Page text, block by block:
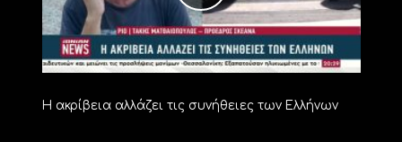
Η ακρίβεια αλλάζει τις συνήθειες των Ελλήνων